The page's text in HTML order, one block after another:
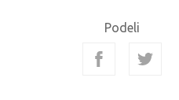
Podeli